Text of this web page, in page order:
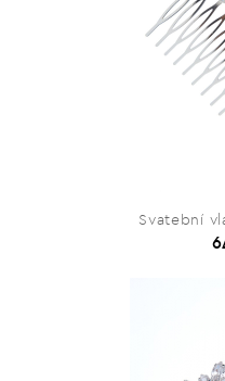
Svatební